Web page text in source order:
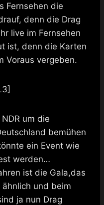
Fernsehen die
denn die Drag
live im Fernsehen
ist, denn die Karten
Voraus vergeben.
um die
bemühen
ein Event wie
werden…
ist die Gala,das
und beim
ja nun Drag